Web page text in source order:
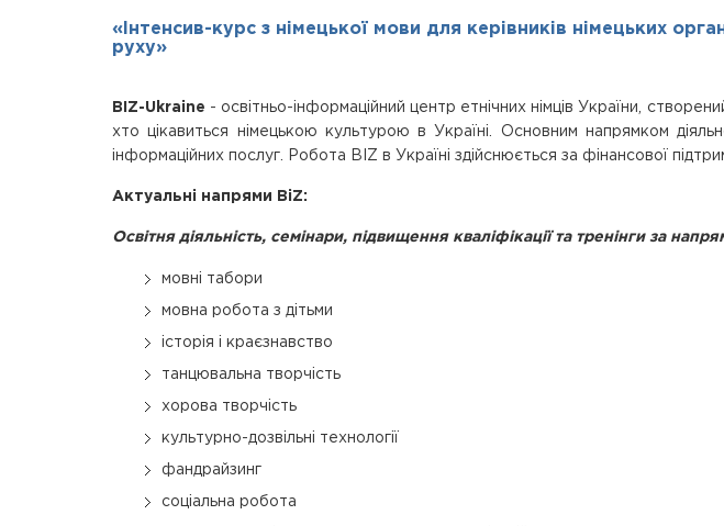
«Інтенсив-курс з німецької мови для керівників німецьких
руху»
BIZ-Ukraine - освітньо-інформаційний центр етнічних німців України,
хто цікавиться німецькою культурою в Україні. Основним напрямком
інформаційних послуг. Робота BIZ в Україні здійснюється за фінансової
Актуальні напрями BіZ:
Освітня діяльність, семінари, підвищення кваліфікації та тренінги за
мовні табори
мовна робота з дітьми
історія і краєзнавство
танцювальна творчість
хорова творчість
культурно-дозвільні технології
фандрайзинг
соціальна робота